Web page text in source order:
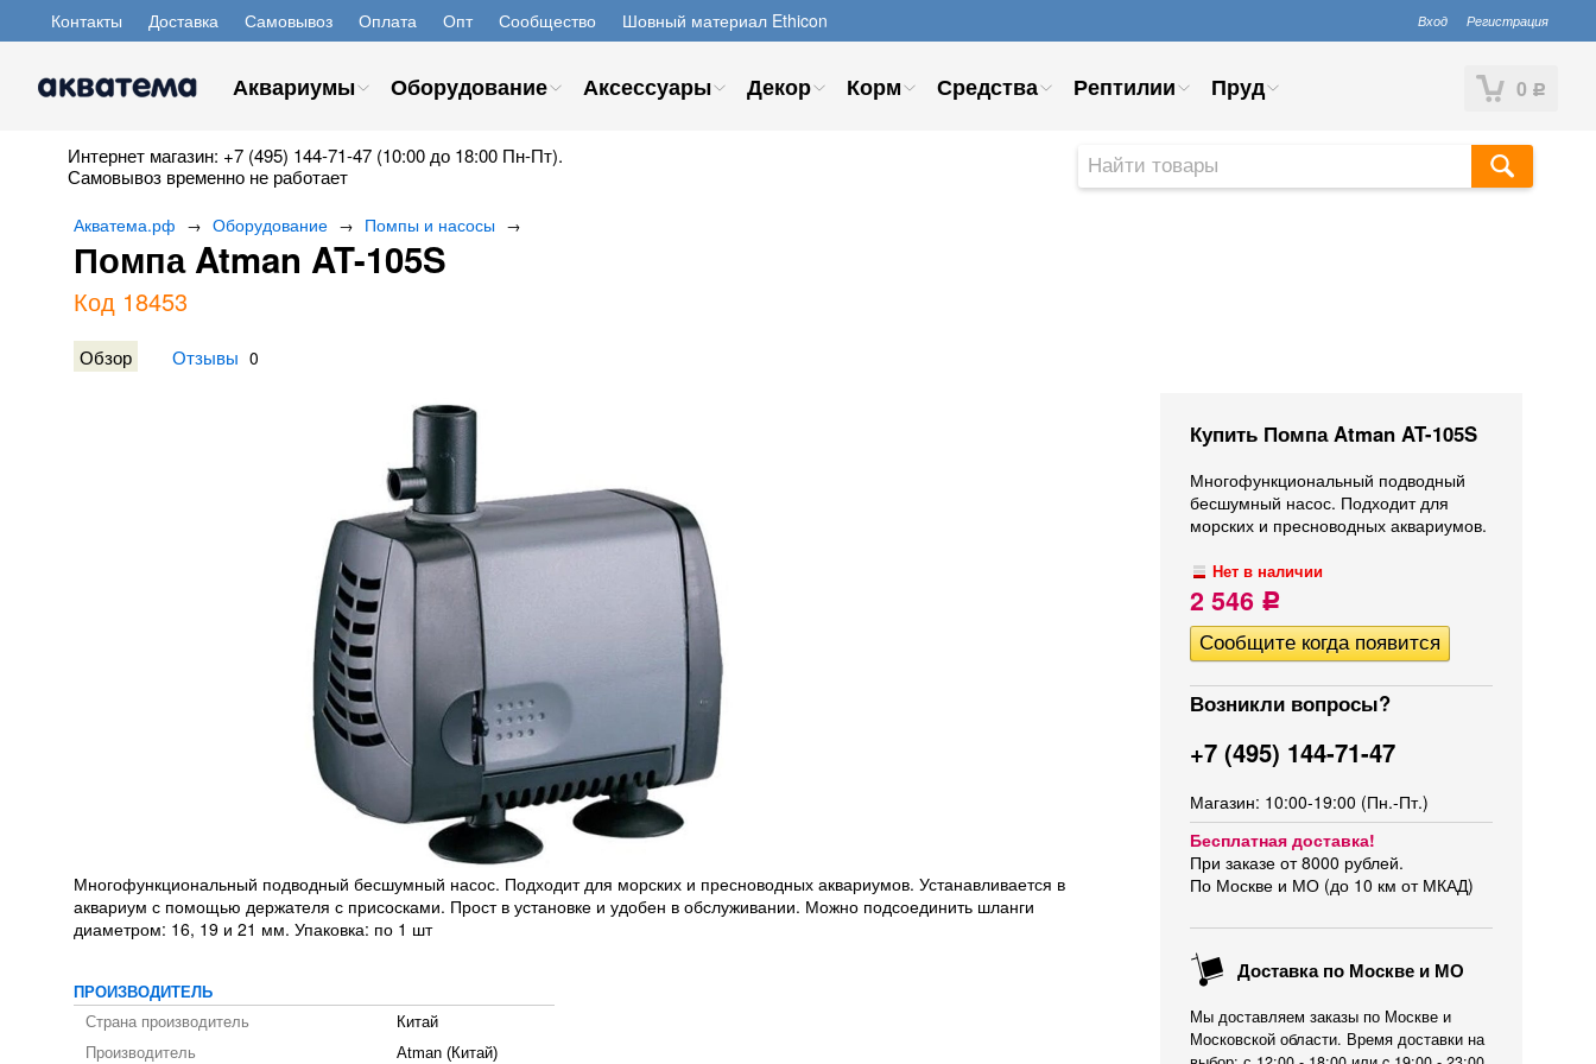
Контакты Доставка Самовывоз Оплата Опт Сообщество Шовный материал Ethicon Вход Регистрация
0 Р
Аквариумы Оборудование Аксессуары Декор Корм Средства Рептилии Пруд
Интернет магазин: +7 (495) 144-71-47 (10:00 до 18:00 Пн-Пт).
Самовывоз временно не работает
Акватема.рф → Оборудование → Помпы и насосы →
Помпа Atman AT-105S
Код 18453
Обзор Отзывы 0
Купить Помпа Atman AT-105S
Многофункциональный подводный
бесшумный насос. Подходит для
морских и пресноводных аквариумов.
Нет в наличии
2 546 Р
Возникли вопросы?
+7 (495) 144-71-47
Магазин: 10:00-19:00 (Пн.-Пт.)
Бесплатная доставка!
При заказе от 8000 рублей.
По Москве и МО (до 10 км от МКАД)
Доставка по Москве и МО
Мы доставляем заказы по Москве и
Московской области. Время доставки на
Многофункциональный подводный бесшумный насос. Подходит для морских и пресноводных аквариумов. Устанавливается в
аквариум с помощью держателя с присосками. Прост в установке и удобен в обслуживании. Можно подсоединить шланги
диаметром: 16, 19 и 21 мм. Упаковка: по 1 шт
ПРОИЗВОДИТЕЛЬ
Страна производитель
Китай
Производитель
Atman (Китай)